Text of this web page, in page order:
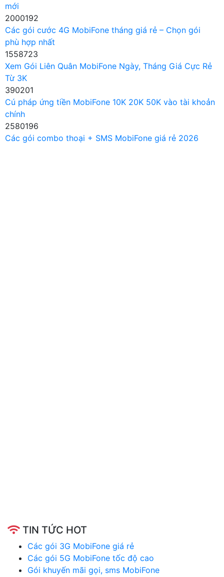
mới
2000192
Các gói cước 4G MobiFone tháng giá rẻ – Chọn gói
phù hợp nhất
1558723
Xem Gói Liên Quân MobiFone Ngày, Tháng Giá Cực Rẻ
Từ 3K
390201
Cú pháp ứng tiền MobiFone 10K 20K 50K vào tài khoản
chính
2580196
Các gói combo thoại + SMS MobiFone giá rẻ 2026
TIN TỨC HOT
Các gói 3G MobiFone giá rẻ
Các gói 5G MobiFone tốc độ cao
Gói khuyến mãi gọi, sms MobiFone